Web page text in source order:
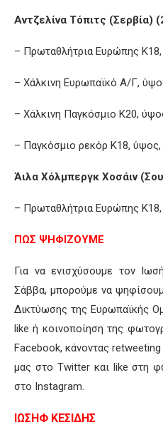
Αντζελίνα Τόπιτς (Σερβία)
– Πρωταθλήτρια Ευρώπης
– Χάλκινη Ευρωπαϊκό Α/Γ,
– Χάλκινη Παγκόσμιο Κ20,
– Παγκόσμιο ρεκόρ Κ18, ύψος,
Άιλα Χόλμπεργκ Χοσάιν
– Πρωταθλήτρια Ευρώπης
ΠΩΣ ΨΗΦΙΖΟΥΜΕ
Για να ενισχύσουμε τον
Σάββα, μπορούμε να
Δικτύωσης της Ευρωπαϊκής
like ή κοινοποίηση της
Facebook, κάνοντας
μας στο Twitter και like στη
στο Instagram.
ΙΩΣΗΦ ΚΕΣΙΔΗΣ